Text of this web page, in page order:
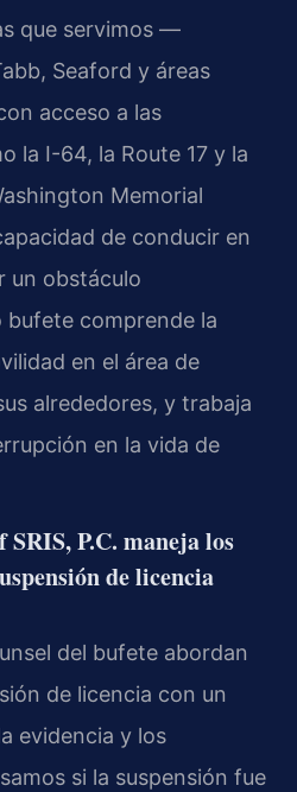
que servimos —
Seaford y áreas
acceso a las
la I-64, la Route 17 y la
Memorial
de conducir en
un obstáculo
comprende la
en el área de
alrededores, y trabaja
en la vida de
P.C. maneja los
de licencia
del bufete abordan
de licencia con un
evidencia y los
si la suspensión fue